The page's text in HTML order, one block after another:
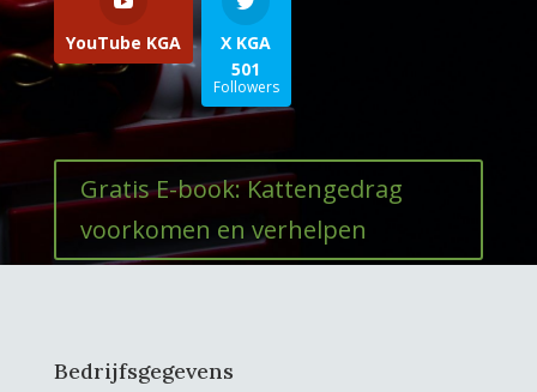
YouTube KGA
X KGA
501
Followers
Gratis E-book: Kattengedrag
voorkomen en verhelpen
Bedrijfsgegevens